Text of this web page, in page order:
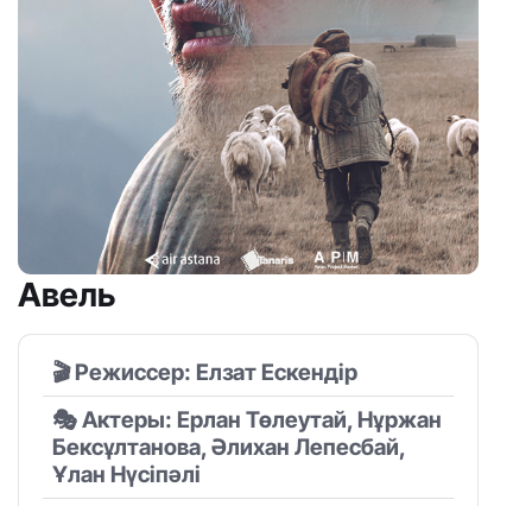
Авель
🎬 Режиссер: Елзат Ескендір
🎭 Актеры: Ерлан Төлеутай, Нұржан
Бексұлтанова, Әлихан Лепесбай,
Ұлан Нүсіпәлі